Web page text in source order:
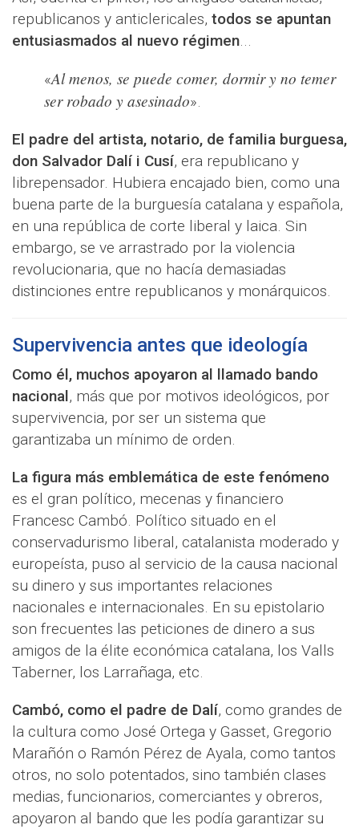
republicanos y anticlericales, todos se apuntan
entusiasmados al nuevo régimen...
«Al menos, se puede comer, dormir y no temer
ser robado y asesinado».
El padre del artista, notario, de familia burguesa,
don Salvador Dalí i Cusí, era republicano y
librepensador. Hubiera encajado bien, como una
buena parte de la burguesía catalana y española,
en una república de corte liberal y laica. Sin
embargo, se ve arrastrado por la violencia
revolucionaria, que no hacía demasiadas
distinciones entre republicanos y monárquicos.
Supervivencia antes que ideología
Como él, muchos apoyaron al llamado bando
nacional, más que por motivos ideológicos, por
supervivencia, por ser un sistema que
garantizaba un mínimo de orden.
La figura más emblemática de este fenómeno
es el gran político, mecenas y financiero
Francesc Cambó. Político situado en el
conservadurismo liberal, catalanista moderado y
europeísta, puso al servicio de la causa nacional
su dinero y sus importantes relaciones
nacionales e internacionales. En su epistolario
son frecuentes las peticiones de dinero a sus
amigos de la élite económica catalana, los Valls
Taberner, los Larrañaga, etc.
Cambó, como el padre de Dalí, como grandes de
la cultura como José Ortega y Gasset, Gregorio
Marañón o Ramón Pérez de Ayala, como tantos
otros, no solo potentados, sino también clases
medias, funcionarios, comerciantes y obreros,
apoyaron al bando que les podía garantizar su